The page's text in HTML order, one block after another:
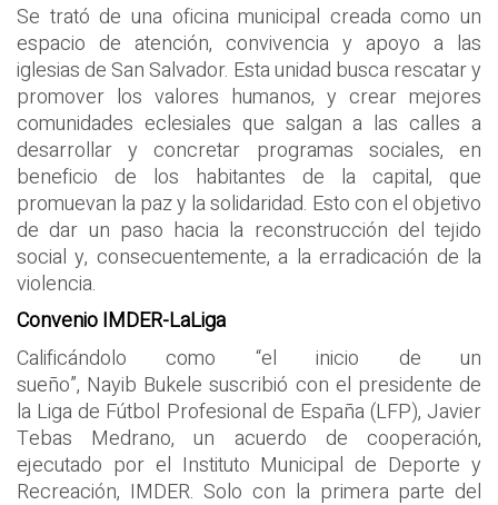
Se trató de una oficina municipal creada como un
espacio de atención, convivencia y apoyo a las
iglesias de San Salvador. Esta unidad busca rescatar y
promover los valores humanos, y crear mejores
comunidades eclesiales que salgan a las calles a
desarrollar y concretar programas sociales, en
beneficio de los habitantes de la capital, que
promuevan la paz y la solidaridad. Esto con el objetivo
de dar un paso hacia la reconstrucción del tejido
social y, consecuentemente, a la erradicación de la
violencia.
Convenio IMDER-LaLiga
Calificándolo como “el inicio de un
sueño”, Nayib Bukele suscribió con el presidente de
la Liga de Fútbol Profesional de España (LFP), Javier
Tebas Medrano, un acuerdo de cooperación,
ejecutado por el Instituto Municipal de Deporte y
Recreación, IMDER. Solo con la primera parte del